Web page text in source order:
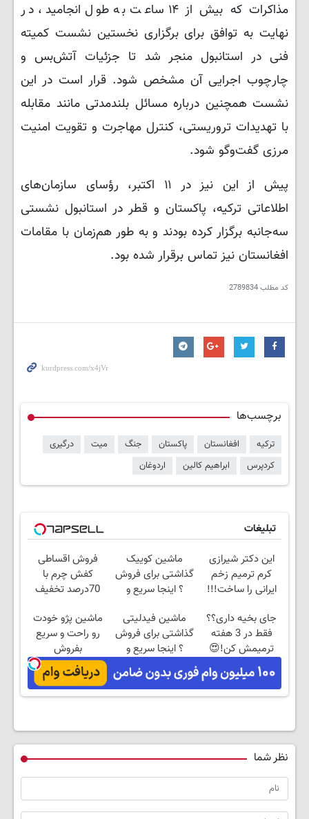
مذاکرات که بیش از ۱۴ ساعت به طول انجامید، در
نهایت به توافق برای برگزاری نخستین نشست کمیته
فنی در استانبول منجر شد تا جزئیات آتش‌بس و
چارچوب اجرایی آن مشخص شود. قرار است در این
نشست همچنین درباره مسائل بلندمدتی مانند مقابله
با تهدیدات تروریستی، کنترل مهاجرت و تقویت امنیت
مرزی گفت‌وگو شود.
پیش از این نیز در ۱۱ اکتبر، رؤسای سازمان‌های
اطلاعاتی ترکیه، پاکستان و قطر در استانبول نشستی
سه‌جانبه برگزار کرده بودند و به طور هم‌زمان با مقامات
افغانستان نیز تماس برقرار شده بود.
کد مطلب2789834
برچسب‌ها
ترکیه افغانستان پاکستان جنگ میت
درگیری
کردپرس
ابراهیم کالین اردوغان
تبلیغات
این دکتر شیرازی
کرم ترمیم زخم
ایرانی را ساخت!!!
ماشین کوییک
گذاشتی برای فروش
؟ اینجا سریع و
فروش اقساطی
کفش چرم با
70درصد تخفیف
جای بخیه داری؟؟
فقط در 3 هفته
ترمیمش کن!😍
ماشین فیدلیتی
گذاشتی برای فروش
؟ اینجا سریع و
راحت بفروش
ماشین پژو خودت
رو راحت و سریع
بفروش
نظر شما